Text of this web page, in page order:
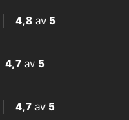
4,8 av 5
4,7 av 5
4,7 av 5